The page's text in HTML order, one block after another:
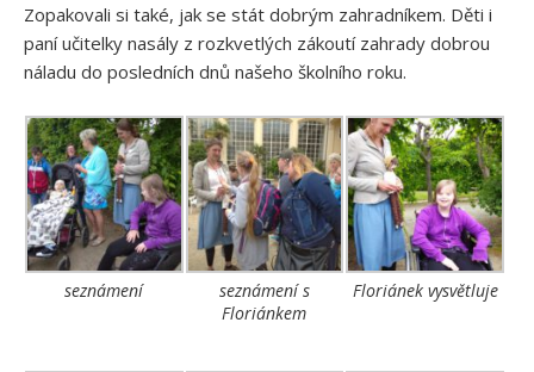
Zopakovali si také, jak se stát dobrým zahradníkem. Děti i
paní učitelky nasály z rozkvetlých zákoutí zahrady dobrou
náladu do posledních dnů našeho školního roku.
seznámení
seznámení s
Floriánkem
Floriánek vysvětluje